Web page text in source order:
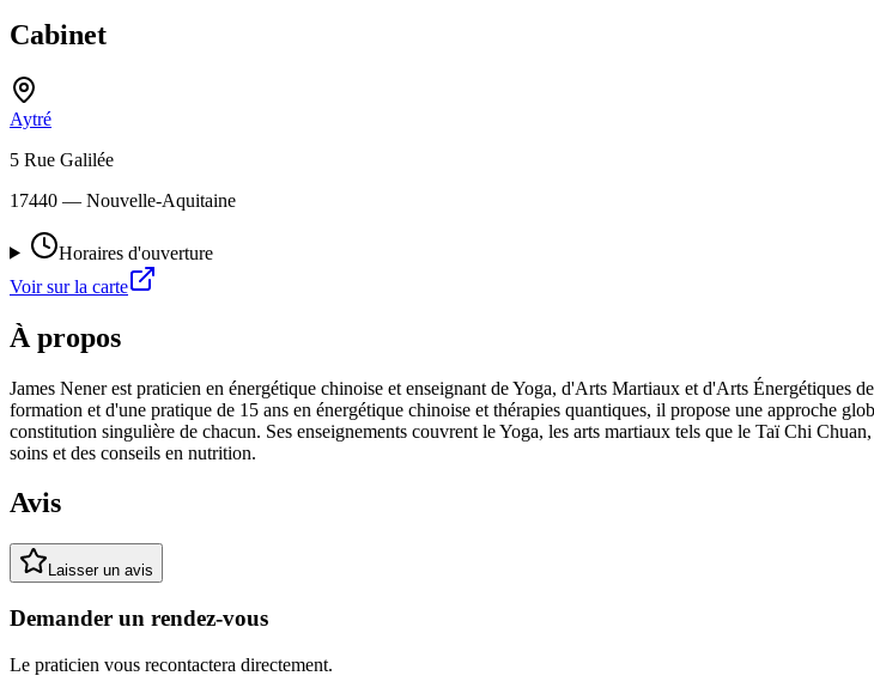
Cabinet
Aytré
5 Rue Galilée
17440 — Nouvelle-Aquitaine
Horaires d'ouverture
Voir sur la carte
À propos
James Nener est praticien en énergétique chinoise et enseignant de Yoga, d'Arts Martiaux et d'Arts
formation et d'une pratique de 15 ans en énergétique chinoise et thérapies quantiques, il propose une approche
constitution singulière de chacun. Ses enseignements couvrent le Yoga, les arts martiaux tels que le Taï Chi
soins et des conseils en nutrition.
Avis
Laisser un avis
Demander un rendez-vous
Le praticien vous recontactera directement.